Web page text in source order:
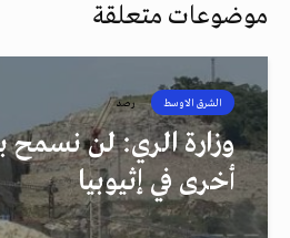
موضوعات متعلقة
الشرق الاوسط رصد
وزارة الري: لن نسمح
أخرى في إثيوبيا